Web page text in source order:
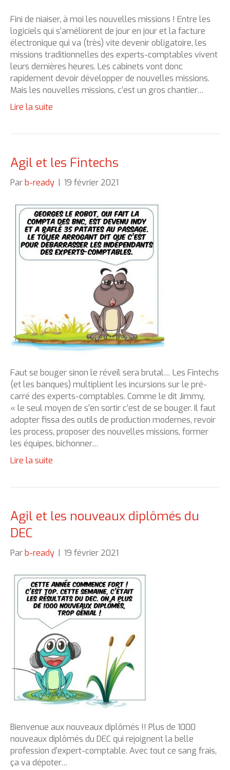
Fini de niaiser, à moi les nouvelles missions ! Entre les
logiciels qui s’améliorent de jour en jour et la facture
électronique qui va (très) vite devenir obligatoire, les
missions traditionnelles des experts-comptables vivent
leurs dernières heures. Les cabinets vont donc
rapidement devoir développer de nouvelles missions.
Mais les nouvelles missions, c’est un gros chantier…
Lire la suite
Agil et les Fintechs
Par b-ready 19 février 2021
Faut se bouger sinon le réveil sera brutal… Les Fintechs
(et les banques) multiplient les incursions sur le pré-
carré des experts-comptables. Comme le dit Jimmy,
« le seul moyen de s’en sortir c’est de se bouger. Il faut
adopter fissa des outils de production modernes, revoir
les process, proposer des nouvelles missions, former
les équipes, bichonner…
Lire la suite
Agil et les nouveaux diplômés du
DEC
Par b-ready 19 février 2021
Bienvenue aux nouveaux diplômés !! Plus de 1000
nouveaux diplômés du DEC qui rejoignent la belle
profession d’expert-comptable. Avec tout ce sang frais,
ça va dépoter…